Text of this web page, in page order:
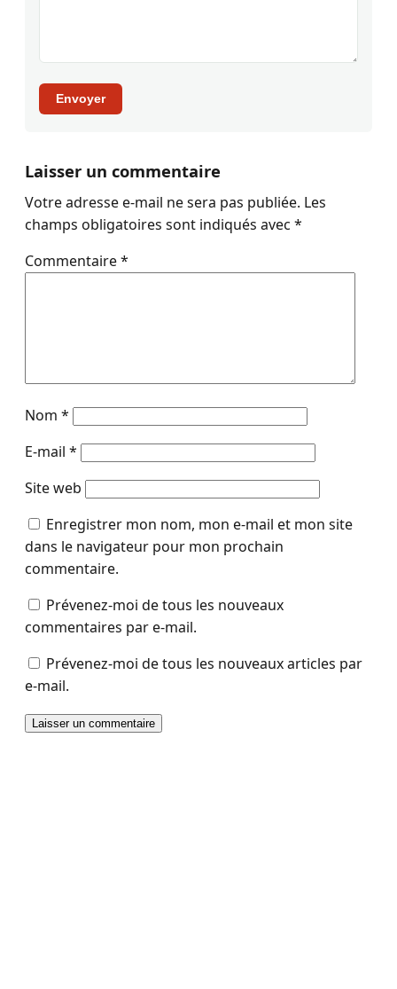
Envoyer
Laisser un commentaire
Votre adresse e-mail ne sera pas publiée. Les
champs obligatoires sont indiqués avec *
Commentaire*
Nom *
E-mail *
Site web
Enregistrer mon nom, mon e-mail et mon site
dans le navigateur pour mon prochain
commentaire.
Prévenez-moi de tous les nouveaux
commentaires par e-mail.
Prévenez-moi de tous les nouveaux articles par
e-mail.